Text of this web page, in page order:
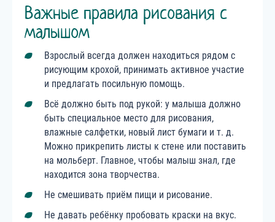
Важные правила рисования с
малышом
Взрослый всегда должен находиться рядом с
рисующим крохой, принимать активное участие
и предлагать посильную помощь.
Всё должно быть под рукой: у малыша должно
быть специальное место для рисования,
влажные салфетки, новый лист бумаги и т. д.
Можно прикрепить листы к стене или поставить
на мольберт. Главное, чтобы малыш знал, где
находится зона творчества.
Не смешивать приём пищи и рисование.
Не давать ребёнку пробовать краски на вкус.